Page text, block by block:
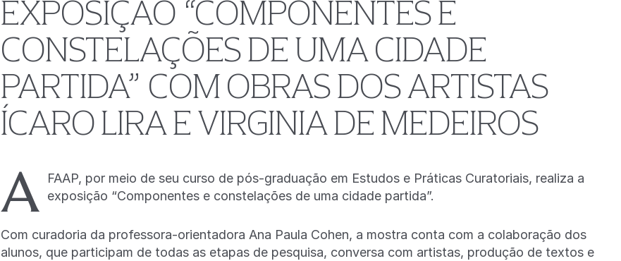
EXPOSIÇÃO “COMPONENTES E
CONSTELAÇÕES DE UMA CIDADE
PARTIDA” COM OBRAS DOS ARTISTAS
ÍCARO LIRA E VIRGINIA DE MEDEIROS
A
FAAP, por meio de seu curso de pós-graduação em Estudos e Práticas Curatoriais, realiza a
exposição “Componentes e constelações de uma cidade partida”.
Com curadoria da professora-orientadora Ana Paula Cohen, a mostra conta com a colaboração dos
alunos, que participam de todas as etapas de pesquisa, conversa com artistas, produção de textos e